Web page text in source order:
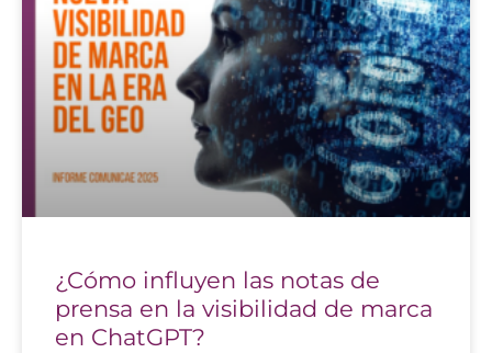
¿Cómo influyen las notas de
prensa en la visibilidad de marca
en ChatGPT?